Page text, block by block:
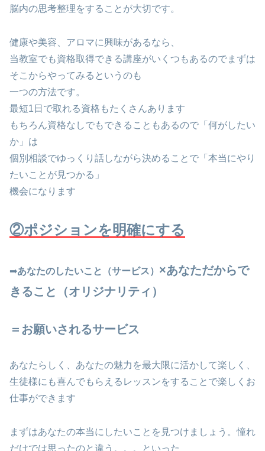
脳内の思考整理をすることが大切です。
健康や美容、アロマに興味があるなら、
当教室でも資格取得できる講座がいくつもあるのでまずは
そこからやってみるというのも
一つの方法です。
最短1日で取れる資格もたくさんあります
もちろん資格なしでもできることもあるので「何がしたい
か」は
個別相談でゆっくり話しながら決めることで「本当にやり
たいことが見つかる」
機会になります
②ポジションを明確にする
➡あなたのしたいこと（サービス） ×あなただからで
きること（オリジナリティ）
＝お願いされるサービス
あなたらしく、あなたの魅力を最大限に活かして楽しく、
生徒様にも喜んでもらえるレッスンをすることで楽しくお
仕事ができます
まずはあなたの本当にしたいことを見つけましょう。憧れ
だけでは思ったのと違う。。。といった